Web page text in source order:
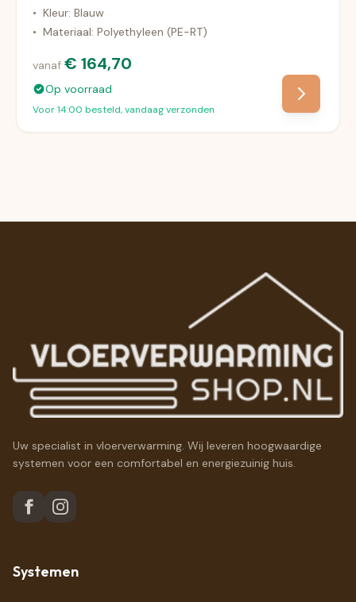
• Kleur: Blauw
• Materiaal: Polyethyleen (PE-RT)
vanaf € 164,70
Op voorraad
Voor 14:00 besteld, vandaag verzonden
Uw specialist in vloerverwarming. Wij leveren hoogwaardige
systemen voor een comfortabel en energiezuinig huis.
Systemen